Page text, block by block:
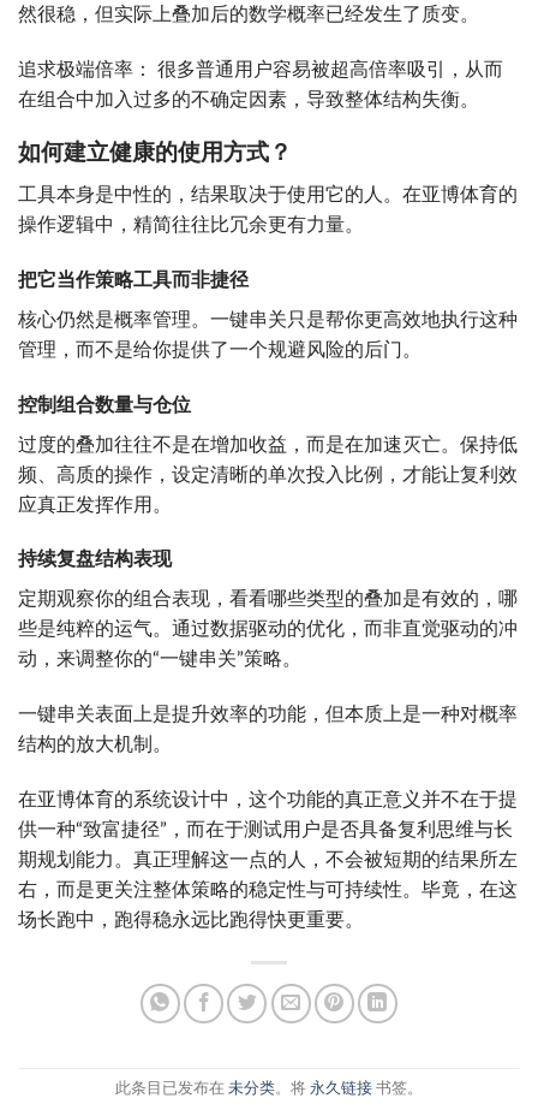
然很稳，但实际上叠加后的数学概率已经发生了质变。
追求极端倍率： 很多普通用户容易被超高倍率吸引，从而
在组合中加入过多的不确定因素，导致整体结构失衡。
如何建立健康的使用方式？
工具本身是中性的，结果取决于使用它的人。在亚博体育的
操作逻辑中，精简往往比冗余更有力量。
把它当作策略工具而非捷径
核心仍然是概率管理。一键串关只是帮你更高效地执行这种
管理，而不是给你提供了一个规避风险的后门。
控制组合数量与仓位
过度的叠加往往不是在增加收益，而是在加速灭亡。保持低
频、高质的操作，设定清晰的单次投入比例，才能让复利效
应真正发挥作用。
持续复盘结构表现
定期观察你的组合表现，看看哪些类型的叠加是有效的，哪
些是纯粹的运气。通过数据驱动的优化，而非直觉驱动的冲
动，来调整你的“一键串关”策略。
一键串关表面上是提升效率的功能，但本质上是一种对概率
结构的放大机制。
在亚博体育的系统设计中，这个功能的真正意义并不在于提
供一种“致富捷径”，而在于测试用户是否具备复利思维与长
期规划能力。真正理解这一点的人，不会被短期的结果所左
右，而是更关注整体策略的稳定性与可持续性。毕竟，在这
场长跑中，跑得稳永远比跑得快更重要。
此条目已发布在 未分类。将 永久链接 书签。